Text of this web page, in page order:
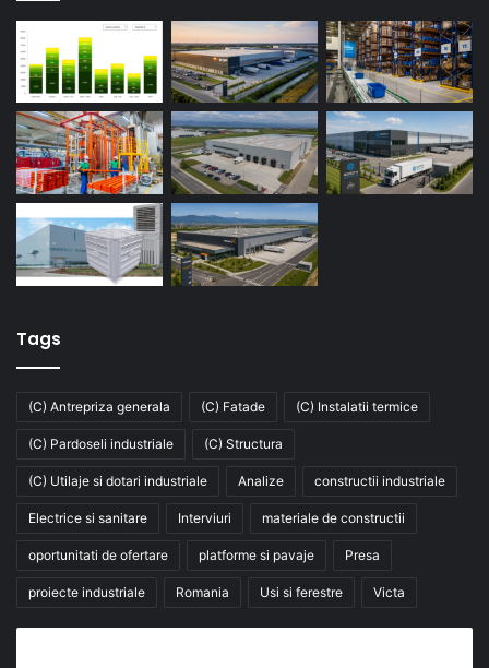
Tags
(C) Antrepriza generala (C) Fatade (C) Instalatii termice
(C) Pardoseli industriale (C) Structura
(C) Utilaje si dotari industriale Analize constructii industriale
Electrice si sanitare Interviuri materiale de constructii
oportunitati de ofertare platforme si pavaje Presa
proiecte industriale Romania Usi si ferestre Victa